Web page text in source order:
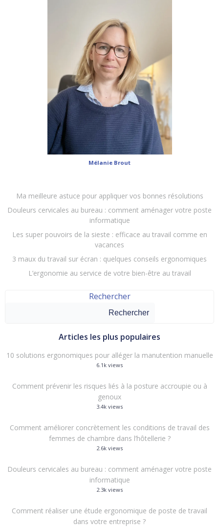
Mélanie Brout
Ma meilleure astuce pour appliquer vos bonnes résolutions
Douleurs cervicales au bureau : comment aménager votre poste
informatique
Les super pouvoirs de la sieste : efficace au travail comme en
vacances
3 maux du travail sur écran : quelques conseils ergonomiques
L’ergonomie au service de votre bien-être au travail
Rechercher
Rechercher
Articles les plus populaires
10 solutions ergonomiques pour alléger la manutention manuelle
6.1k views
Comment prévenir les risques liés à la posture accroupie ou à
genoux
3.4k views
Comment améliorer concrètement les conditions de travail des
femmes de chambre dans l’hôtellerie ?
2.6k views
Douleurs cervicales au bureau : comment aménager votre poste
informatique
2.3k views
Comment réaliser une étude ergonomique de poste de travail
dans votre entreprise ?